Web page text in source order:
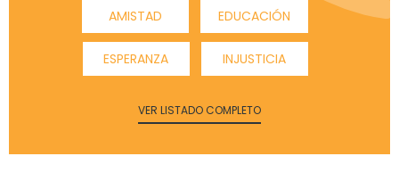
AMISTAD EDUCACIÓN
ESPERANZA INJUSTICIA
VER LISTADO COMPLETO